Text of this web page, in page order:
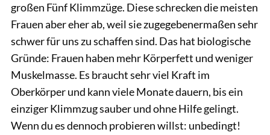
großen Fünf Klimmzüge. Diese schrecken die meisten
Frauen aber eher ab, weil sie zugegebenermaßen sehr
schwer für uns zu schaffen sind. Das hat biologische
Gründe: Frauen haben mehr Körperfett und weniger
Muskelmasse. Es braucht sehr viel Kraft im
Oberkörper und kann viele Monate dauern, bis ein
einziger Klimmzug sauber und ohne Hilfe gelingt.
Wenn du es dennoch probieren willst: unbedingt!